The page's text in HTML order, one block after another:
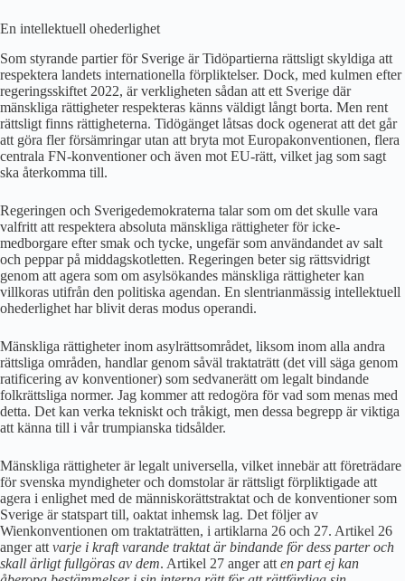
En intellektuell ohederlighet
Som styrande partier för Sverige är Tidöpartierna rättsligt skyldiga att
respektera landets internationella förpliktelser. Dock, med kulmen efter
regeringsskiftet 2022, är verkligheten sådan att ett Sverige där
mänskliga rättigheter respekteras känns väldigt långt borta. Men rent
rättsligt finns rättigheterna. Tidögänget låtsas dock ogenerat att det går
att göra fler försämringar utan att bryta mot Europakonventionen, flera
centrala FN-konventioner och även mot EU-rätt, vilket jag som sagt
ska återkomma till.
Regeringen och Sverigedemokraterna talar som om det skulle vara
valfritt att respektera absoluta mänskliga rättigheter för icke-
medborgare efter smak och tycke, ungefär som användandet av salt
och peppar på middagskotletten. Regeringen beter sig rättsvidrigt
genom att agera som om asylsökandes mänskliga rättigheter kan
villkoras utifrån den politiska agendan. En slentrianmässig intellektuell
ohederlighet har blivit deras modus operandi.
Mänskliga rättigheter inom asylrättsområdet, liksom inom alla andra
rättsliga områden, handlar genom såväl traktaträtt (det vill säga genom
ratificering av konventioner) som sedvanerätt om legalt bindande
folkrättsliga normer. Jag kommer att redogöra för vad som menas med
detta. Det kan verka tekniskt och tråkigt, men dessa begrepp är viktiga
att känna till i vår trumpianska tidsålder.
Mänskliga rättigheter är legalt universella, vilket innebär att företrädare
för svenska myndigheter och domstolar är rättsligt förpliktigade att
agera i enlighet med de människorättstraktat och de konventioner som
Sverige är statspart till, oaktat inhemsk lag. Det följer av
Wienkonventionen om traktaträtten, i artiklarna 26 och 27. Artikel 26
anger att varje i kraft varande traktat är bindande för dess parter och
skall ärligt fullgöras av dem. Artikel 27 anger att en part ej kan